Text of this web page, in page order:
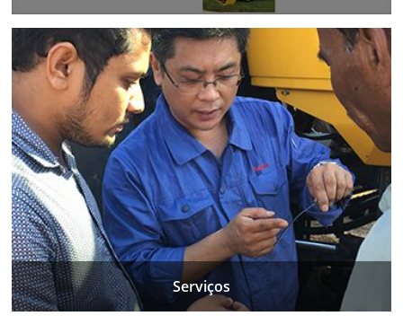
Serviços